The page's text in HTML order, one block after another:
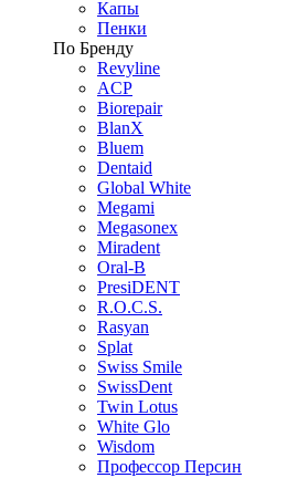
Капы
Пенки
По Бренду
Revyline
ACP
Biorepair
BlanX
Bluem
Dentaid
Global White
Megami
Megasonex
Miradent
Oral-B
PresiDENT
R.O.C.S.
Rasyan
Splat
Swiss Smile
SwissDent
Twin Lotus
White Glo
Wisdom
Профессор Персин